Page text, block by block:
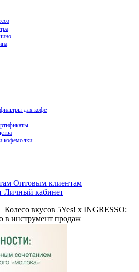
для кофе
кофемолки
Оптовым клиентам
Личный кабинет
| Колесо вкусов 5Yes! x INGRESSO:
в инструмент продаж